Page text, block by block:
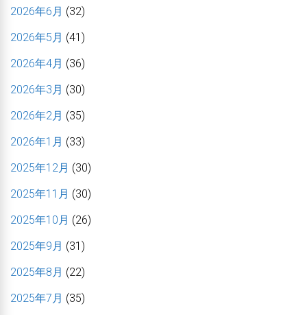
2026年6月 (32)
2026年5月 (41)
2026年4月 (36)
2026年3月 (30)
2026年2月 (35)
2026年1月 (33)
2025年12月 (30)
2025年11月 (30)
2025年10月 (26)
2025年9月 (31)
2025年8月 (22)
2025年7月 (35)